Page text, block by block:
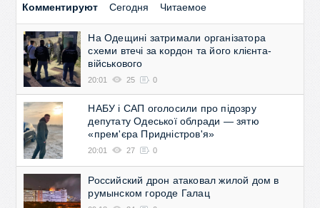
Комментируют Сегодня Читаемое
На Одещині затримали організатора
схеми втечі за кордон та його клієнта-
військового
20:01 25 0
НАБУ і САП оголосили про підозру
депутату Одеської облради — зятю
«прем'єра Придністров'я»
20:01 27 0
Российский дрон атаковал жилой дом в
румынском городе Галац